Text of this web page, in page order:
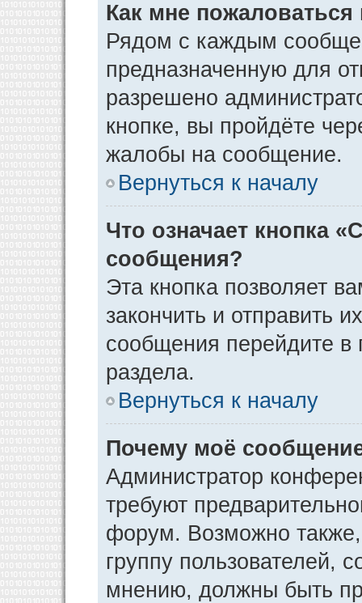
Как мне
Рядом с каждым
предназначенную для
разрешено
кнопке, вы пройдёте
жалобы на сообщение.
Вернуться к началу
Что означает кнопка
сообщения?
Эта кнопка позволяет
закончить и отправить
сообщения перейдите в
раздела.
Вернуться к началу
Почему моё
Администратор
требуют
форум. Возможно
группу пользователей,
мнению, должны быть